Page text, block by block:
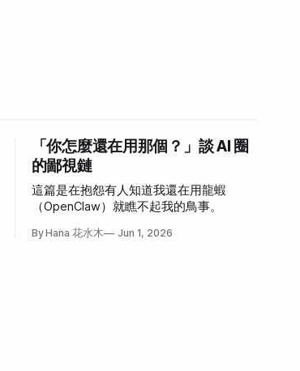
「你怎麼還在用那個？」談 AI 圈
的鄙視鏈
這篇是在抱怨有人知道我還在用龍蝦
（OpenClaw）就瞧不起我的鳥事。
By Hana 花水木 Jun 1, 2026